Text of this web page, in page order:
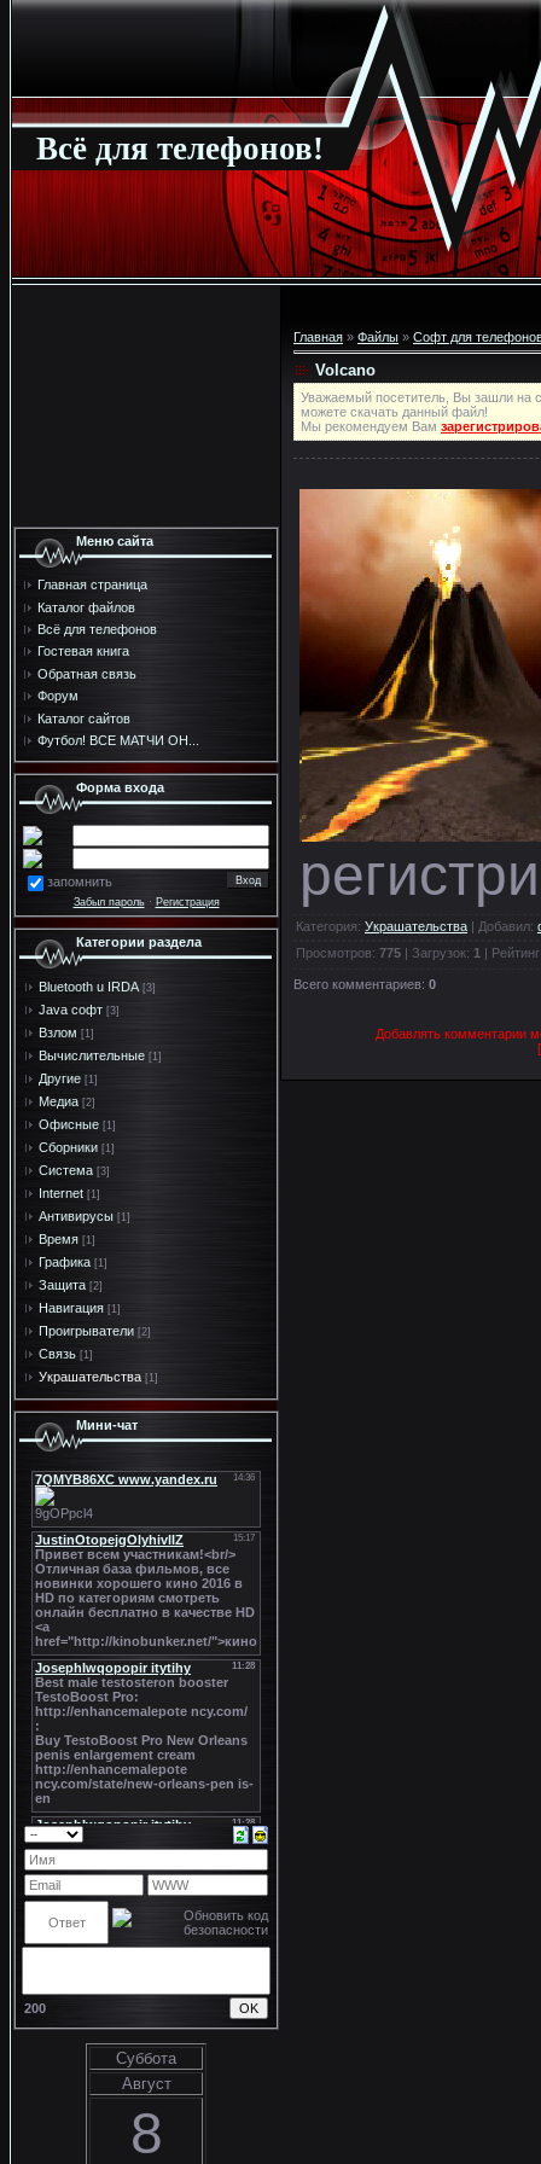
Всё для телефонов!
Меню сайта
Главная страница
Каталог файлов
Всё для телефонов
Гостевая книга
Обратная связь
Форум
Каталог сайтов
Футбол! ВСЕ МАТЧИ ОН...
Форма входа
запомнить
Забыл пароль· Регистрация
Категории раздела
Bluetooth u IRDA [3]
Java софт [3]
Взлом [1]
Вычислительные [1]
Другие [1]
Медиа [2]
Офисные [1]
Сборники [1]
Система [3]
Internet [1]
Антивирусы [1]
Время [1]
Графика [1]
Защита [2]
Навигация [1]
Проигрыватели [2]
Связь [1]
Украшательства [1]
Мини-чат
200
Суббота
Август
8
Главная » Файлы » Софт для
Volcano
Уважаемый посетитель, Вы зашли на
можете скачать данный файл!
Мы рекомендуем Вам
Категория: Украшательства | Добавил:
Просмотров: 775 | Загрузок: 1 | Рейтинг
Всего комментариев: 0
Добавлять комментарии